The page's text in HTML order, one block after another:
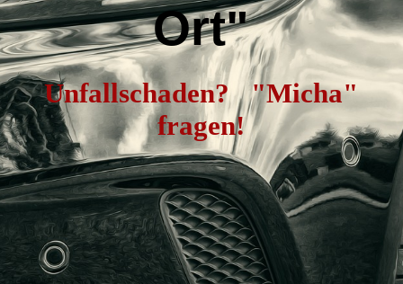
Ort"
Unfallschaden?"Micha"
fragen!